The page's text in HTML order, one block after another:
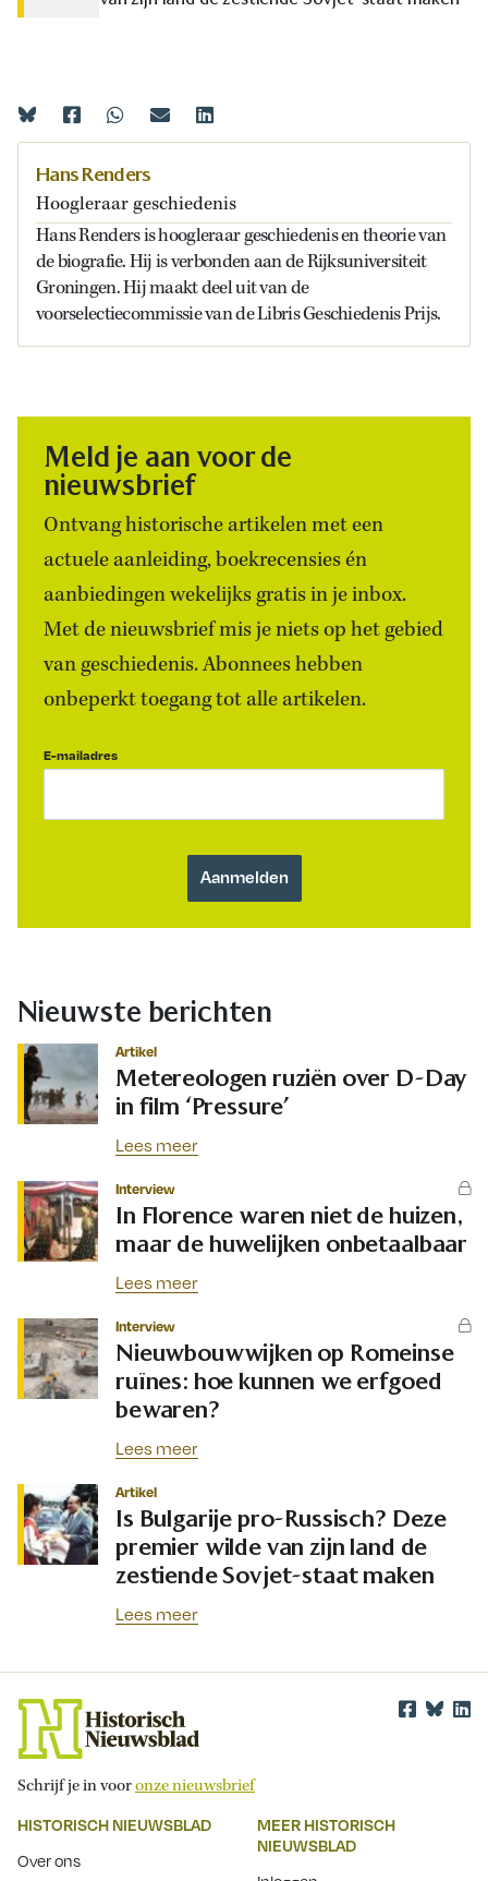
Hans Renders
Hoogleraar geschiedenis
Hans Renders is hoogleraar geschiedenis en theorie van
de biografie. Hij is verbonden aan de Rijksuniversiteit
Groningen. Hij maakt deel uit van de
voorselectiecommissie van de Libris Geschiedenis Prijs.
Meld je aan voor de
nieuwsbrief
Ontvang historische artikelen met een
actuele aanleiding, boekrecensies én
aanbiedingen wekelijks gratis in je inbox.
Met de nieuwsbrief mis je niets op het gebied
van geschiedenis. Abonnees hebben
onbeperkt toegang tot alle artikelen.
E-mailadres
Nieuwste berichten
Artikel
Metereologen ruziën over D-Day
in film ‘Pressure’
Lees meer
Interview
In Florence waren niet de huizen,
maar de huwelijken onbetaalbaar
Lees meer
Interview
Nieuwbouwwijken op Romeinse
ruïnes: hoe kunnen we erfgoed
bewaren?
Lees meer
Artikel
Is Bulgarije pro-Russisch? Deze
premier wilde van zijn land de
zestiende Sovjet-staat maken
Lees meer
Schrijf je in vooronze nieuwsbrief
HISTORISCH NIEUWSBLAD
Over ons
MEER HISTORISCH
NIEUWSBLAD